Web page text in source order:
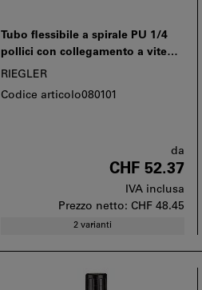
Tubo flessibile a spirale PU 1/4
pollici con collegamento a vite
ruotabile e protezione contro le
RIEGLER
Codice articolo080101
da
CHF 52.37
IVA inclusa
Prezzo netto: CHF 48.45
2 varianti